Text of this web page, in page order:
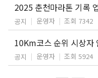
2025 춘천마라톤 기록
공지 운영자 조회 7342
10Km코스 순위 시상자
공지 운영자 조회 5924